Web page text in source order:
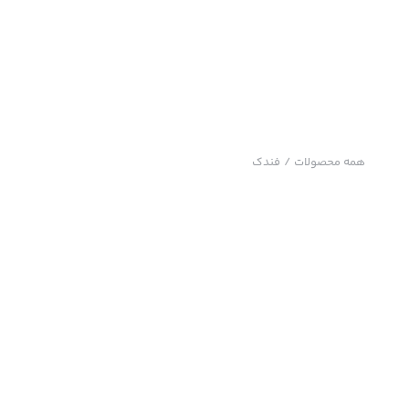
همه محصولات / فندک